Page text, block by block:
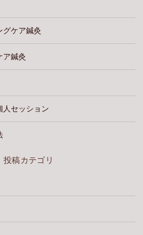
グケア鍼灸
ア鍼灸
人セッション
投稿カテゴリ